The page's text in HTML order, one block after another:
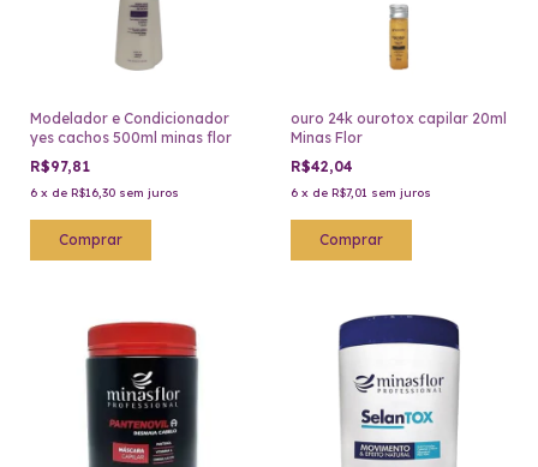
Modelador e Condicionador
yes cachos 500ml minas flor
R$97,81
6 x de R$16,30 sem juros
ouro 24k ourotox capilar 20ml
Minas Flor
R$42,04
6 x de R$7,01 sem juros